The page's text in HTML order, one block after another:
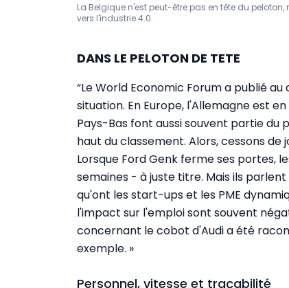
La Belgique n'est peut-être pas en tête du
vers l'industrie 4.0.
DANS LE PELOTON DE TETE
“Le World Economic Forum a publié
situation. En Europe, l'Allemagne est
Pays-Bas font aussi souvent partie du
haut du classement. Alors, cessons de
Lorsque Ford Genk ferme ses portes,
semaines - à juste titre. Mais ils
qu'ont les start-ups et les PME
l'impact sur l'emploi sont souvent
concernant le cobot d'Audi a été
exemple. »
Personnel, vitesse et traçabilité